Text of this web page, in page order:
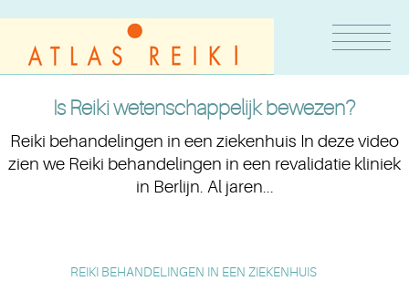
Is Reiki wetenschappelijk bewezen?
Reiki behandelingen in een ziekenhuis In deze video
zien we Reiki behandelingen in een revalidatie kliniek
in Berlijn. Al jaren...
REIKI BEHANDELINGEN IN EEN ZIEKENHUIS